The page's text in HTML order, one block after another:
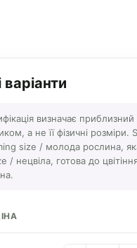
визначає
а не її фізичні
size / молода рослина, яка
/ нецвіла, готова до